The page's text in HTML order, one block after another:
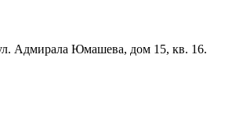
Адмирала Юмашева, дом 15, кв. 16.